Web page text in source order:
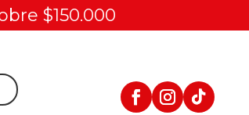
$150.000